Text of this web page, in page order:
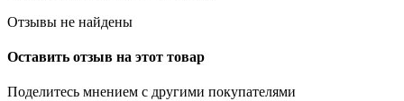
Отзывы не найдены
Оставить отзыв на этот товар
Поделитесь мнением с другими покупателями